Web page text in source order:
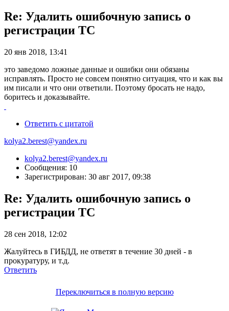
Re: Удалить ошибочную запись о
регистрации ТС
20 янв 2018, 13:41
это заведомо ложные данные и ошибки они обязаны
исправлять. Просто не совсем понятно ситуация, что и как вы
им писали и что они ответили. Поэтому бросать не надо,
боритесь и доказывайте.
Ответить с цитатой
kolya2.berest@yandex.ru
kolya2.berest@yandex.ru
Сообщения: 10
Зарегистрирован: 30 авг 2017, 09:38
Re: Удалить ошибочную запись о
регистрации ТС
28 сен 2018, 12:02
Жалуйтесь в ГИБДД, не ответят в течение 30 дней - в
прокуратуру, и т.д.
Ответить
Переключиться в полную версию